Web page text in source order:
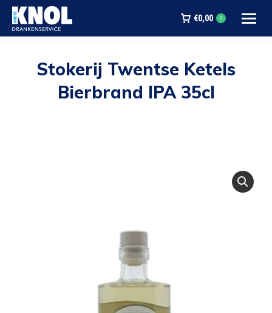
€0,00 0
Stokerij Twentse Ketels
Bierbrand IPA 35cl